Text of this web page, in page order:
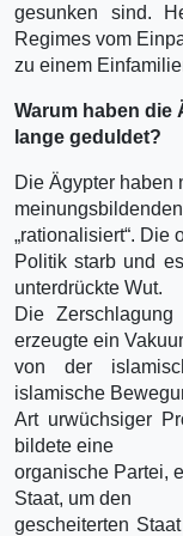
gesunken sind.
Regimes vom
zu einem
Warum haben die
lange geduldet?
Die Ägypter haben
„rationalisiert“. Die
Politik starb und
unterdrückte Wut.
Die
erzeugte ein
von der
islamische
Art urwüchsiger
bildete eine
organische Partei,
Staat, um den
gescheiterten